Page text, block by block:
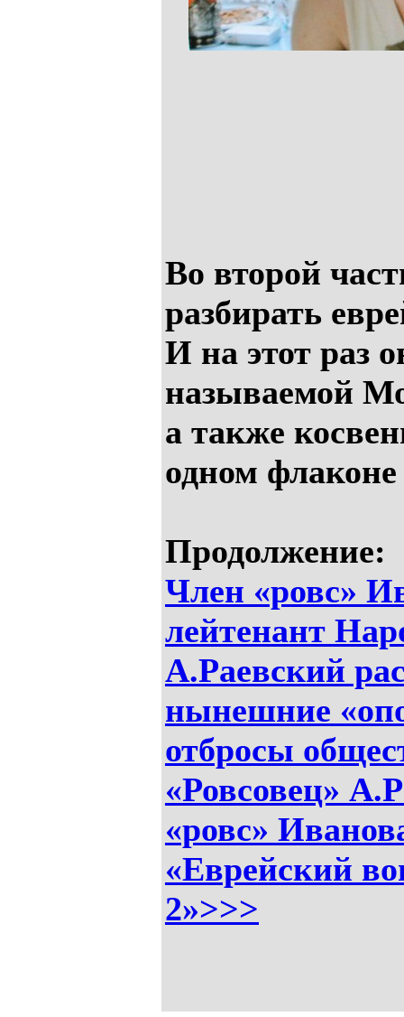
Во второй
разбирать
И на этот раз
называемой
а также
одном
Продолжение:
Член «ровс»
лейтенант
А.Раевский
нынешние
отбросы
«Ровсовец»
«ровс»
«Еврейский
2»>>>